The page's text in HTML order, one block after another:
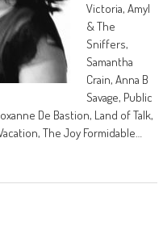
Victoria, Amyl
& The
Sniffers,
Samantha
Crain, Anna B
Savage, Public
De Bastion, Land of Talk,
The Joy Formidable…